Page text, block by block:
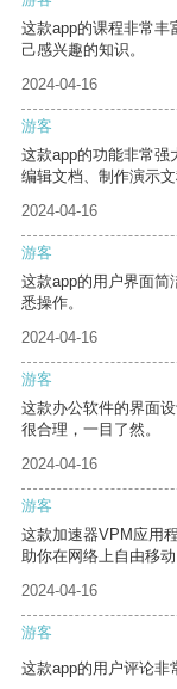
这款app的课程非常丰
己感兴趣的知识。
2024-04-16
游客
这款app的功能非常强
编辑文档、制作演示
2024-04-16
游客
这款app的用户界面简
悉操作。
2024-04-16
游客
这款办公软件的界面
很合理，一目了然。
2024-04-16
游客
这款加速器VPM应用
助你在网络上自由移动
2024-04-16
游客
这款app的用户评论非